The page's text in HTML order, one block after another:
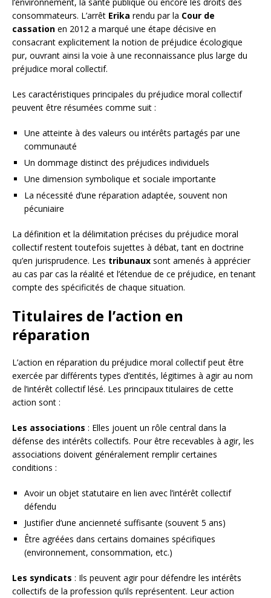
consommateurs. L’arrêt Erika rendu par la Cour de
cassation en 2012 a marqué une étape décisive en
consacrant explicitement la notion de préjudice écologique
pur, ouvrant ainsi la voie à une reconnaissance plus large du
préjudice moral collectif.
Les caractéristiques principales du préjudice moral collectif
peuvent être résumées comme suit :
Une atteinte à des valeurs ou intérêts partagés par une
communauté
Un dommage distinct des préjudices individuels
Une dimension symbolique et sociale importante
La nécessité d’une réparation adaptée, souvent non
pécuniaire
La définition et la délimitation précises du préjudice moral
collectif restent toutefois sujettes à débat, tant en doctrine
qu’en jurisprudence. Les tribunaux sont amenés à apprécier
au cas par cas la réalité et l’étendue de ce préjudice, en tenant
compte des spécificités de chaque situation.
Titulaires de l’action en
réparation
L’action en réparation du préjudice moral collectif peut être
exercée par différents types d’entités, légitimes à agir au nom
de l’intérêt collectif lésé. Les principaux titulaires de cette
action sont :
Les associations : Elles jouent un rôle central dans la
défense des intérêts collectifs. Pour être recevables à agir, les
associations doivent généralement remplir certaines
conditions :
Avoir un objet statutaire en lien avec l’intérêt collectif
défendu
Justifier d’une ancienneté suffisante (souvent 5 ans)
Être agréées dans certains domaines spécifiques
(environnement, consommation, etc.)
Les syndicats : Ils peuvent agir pour défendre les intérêts
collectifs de la profession qu’ils représentent. Leur action